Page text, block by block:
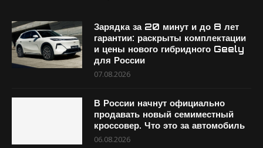
Зарядка за 20 минут и до 8 лет
гарантии: раскрыты комплектации
и цены нового гибридного Geely
для России
07.08.2026
В России начнут официально
продавать новый семиместный
кроссовер. Что это за автомобиль
06.08.2026